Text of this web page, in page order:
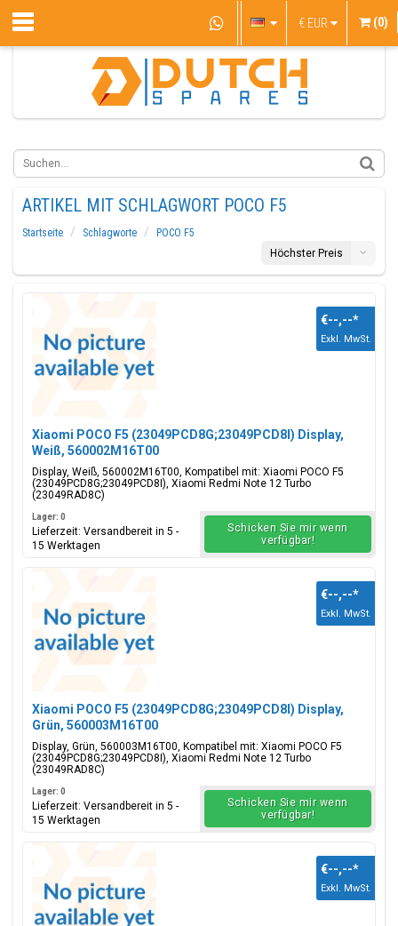
€ EUR (0)
ARTIKEL MIT SCHLAGWORT POCO F5
Startseite Schlagworte
POCO F5
Höchster Preis
Xiaomi POCO F5 (23049PCD8G;23049PCD8I) Display,
Weiß, 560002M16T00
Display, Weiß, 560002M16T00, Kompatibel mit: Xiaomi POCO F5
(23049PCD8G;23049PCD8I), Xiaomi Redmi Note 12 Turbo
(23049RAD8C)
€--,--*
Exkl. MwSt.
Lager: 0
Lieferzeit: Versandbereit in 5 -
15 Werktagen
Schicken Sie mir wenn
verfügbar!
Xiaomi POCO F5 (23049PCD8G;23049PCD8I) Display,
Grün, 560003M16T00
Display, Grün, 560003M16T00, Kompatibel mit: Xiaomi POCO F5
(23049PCD8G;23049PCD8I), Xiaomi Redmi Note 12 Turbo
(23049RAD8C)
€--,--*
Exkl. MwSt.
Lager: 0
Lieferzeit: Versandbereit in 5 -
15 Werktagen
Schicken Sie mir wenn
verfügbar!
€--,--*
Exkl. MwSt.